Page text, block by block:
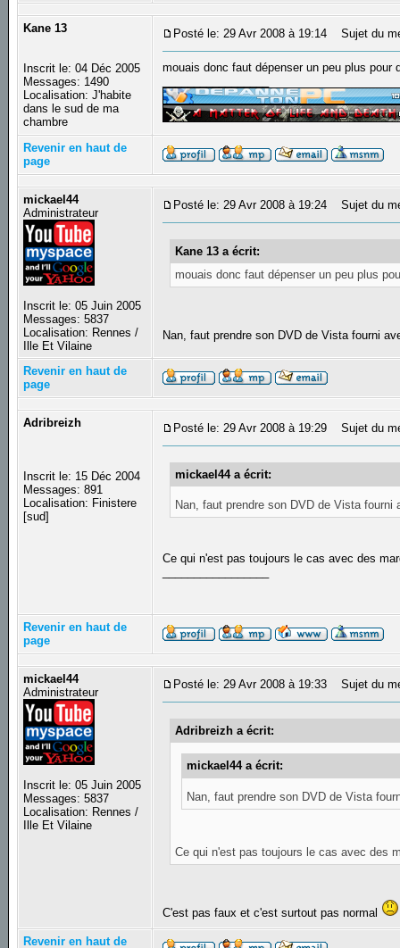
Kane 13
Inscrit le: 04 Déc 2005
Messages: 1490
Localisation: J'habite
dans le sud de ma
chambre
Posté le: 29 Avr 2008 à 19:14 Sujet du
mouais donc faut dépenser un peu plus
Revenir en haut de
page
mickael44
Administrateur
Inscrit le: 05 Juin 2005
Messages: 5837
Localisation: Rennes /
Ille Et Vilaine
Posté le: 29 Avr 2008 à 19:24 Sujet du
Kane 13 a écrit:
mouais donc faut dépenser un peu plus
Nan, faut prendre son DVD de Vista fourni
Revenir en haut de
page
Adribreizh
Inscrit le: 15 Déc 2004
Messages: 891
Localisation: Finistere
[sud]
Posté le: 29 Avr 2008 à 19:29 Sujet du
mickael44 a écrit:
Nan, faut prendre son DVD de Vista
Ce qui n'est pas toujours le cas avec des
Revenir en haut de
page
mickael44
Administrateur
Inscrit le: 05 Juin 2005
Messages: 5837
Localisation: Rennes /
Ille Et Vilaine
Posté le: 29 Avr 2008 à 19:33 Sujet du
Adribreizh a écrit:
mickael44 a écrit:
Nan, faut prendre son DVD de Vista
Ce qui n'est pas toujours le cas avec des
C'est pas faux et c'est surtout pas normal
Revenir en haut de